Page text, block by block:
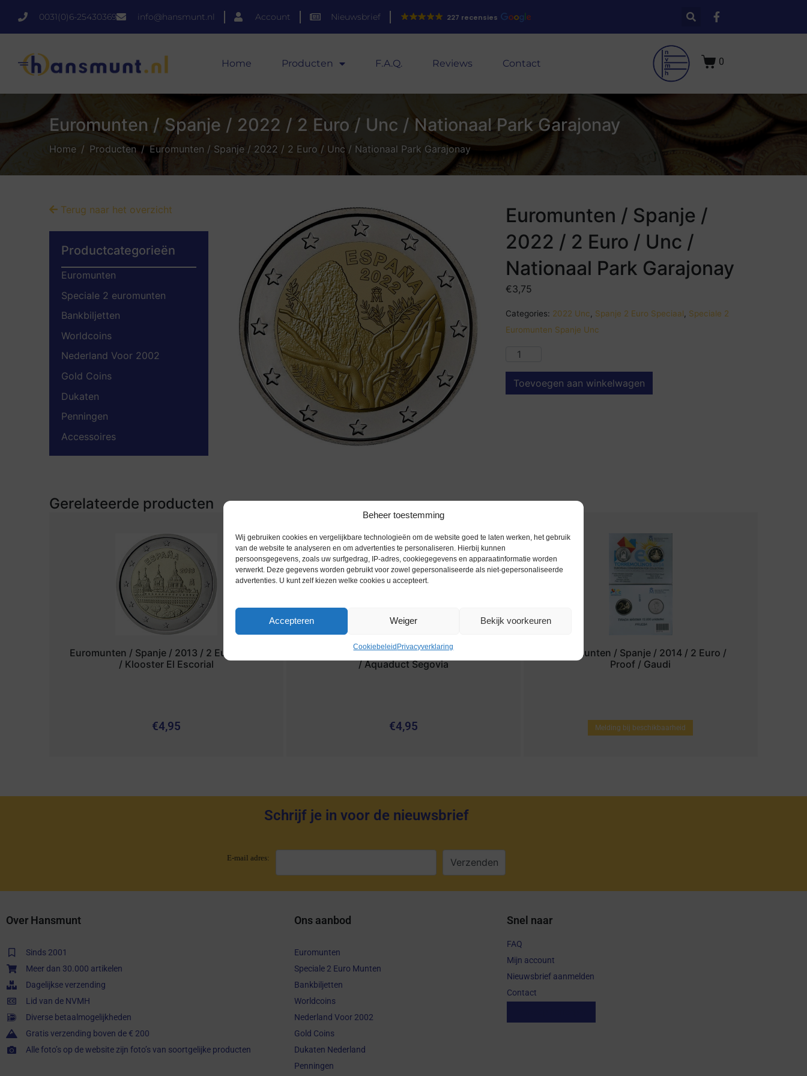
Beheer toestemming
Wij gebruiken cookies en vergelijkbare technologieën om de website goed te laten werken, het gebruik
van de website te analyseren en om advertenties te personaliseren. Hierbij kunnen
persoonsgegevens, zoals uw surfgedrag, IP-adres, cookiegegevens en apparaatinformatie worden
verwerkt. Deze gegevens worden gebruikt voor zowel gepersonaliseerde als niet-gepersonaliseerde
advertenties. U kunt zelf kiezen welke cookies u accepteert.
Accepteren Weiger Bekijk voorkeuren
CookiebeleidPrivacyverklaring
0031(0)6-25430369 info@hansmunt.nl Account Nieuwsbrief 227 recensies
Home Producten F.A.Q. Reviews Contact 0
Euromunten / Spanje / 2022 / 2 Euro / Unc / Nationaal Park Garajonay
Home Producten Euromunten / Spanje / 2022 / 2 Euro / Unc / Nationaal Park Garajonay
Euromunten / Spanje /
2022 / 2 Euro / Unc /
Nationaal Park Garajonay
€3,75
Categories: 2022 Unc Spanje 2 Euro Speciaal
Speciale 2
Euromunten Spanje Unc
Toevoegen aan winkelwagen
Terug naar het overzicht
Productcategorieën
Euromunten
Speciale 2 euromunten
Bankbiljetten
Worldcoins
Nederland Voor 2002
Gold Coins
Dukaten
Penningen
Accessoires
Gerelateerde producten
Euromunten / Spanje / 2013 / 2 Euro / Unc
/ Klooster El Escorial
€4,95
Euromunten / Spanje / 2016 / 2 Euro / Unc
/ Aquaduct Segovia
€4,95
Euromunten / Spanje / 2014 / 2 Euro /
Proof / Gaudi
Melding bij beschikbaarheid
Schrijf je in voor de nieuwsbrief
E-mail adres:
Over Hansmunt
Sinds 2001
Meer dan 30.000 artikelen
Dagelijkse verzending
Lid van de NVMH
Diverse betaalmogelijkheden
Gratis verzending boven de € 200
Alle foto’s op de website zijn foto’s van soortgelijke producten
Ons aanbod
Euromunten
Speciale 2 Euro Munten
Bankbiljetten
Worldcoins
Nederland Voor 2002
Gold Coins
Dukaten Nederland
Penningen
Snel naar
FAQ
Mijn account
Nieuwsbrief aanmelden
Contact